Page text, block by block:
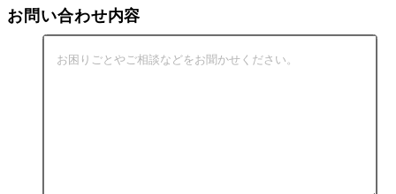
お問い合わせ内容